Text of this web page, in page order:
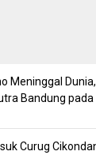
Meninggal Dunia,
Bandung
Curug